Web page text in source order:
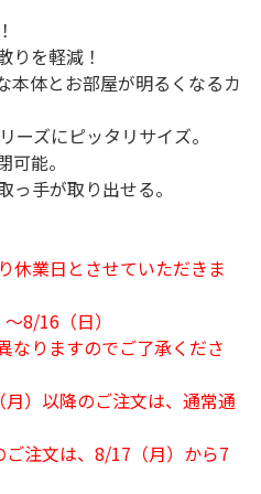
りを軽減！
本体とお部屋が明るくなるカ
ーズにピッタリサイズ。
能。
手が取り出せる。
休業日とさせていただきま
8/16（日）
なりますのでご了承くださ
）以降のご注文は、通常通
注文は、8/17（月）から7